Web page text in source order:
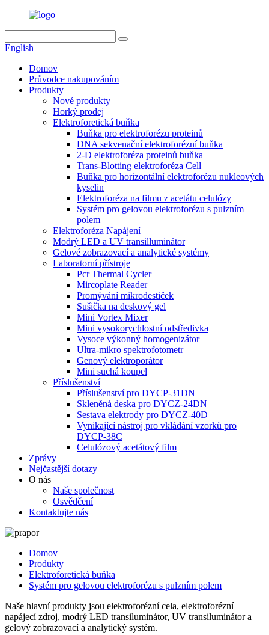
English
Domov
Průvodce nakupováním
Produkty
Nové produkty
Horký prodej
Elektroforetická buňka
Buňka pro elektroforézu proteinů
DNA sekvenační elektroforézní buňka
2-D elektroforéza proteinů buňka
Trans-Blotting elektroforéza Cell
Buňka pro horizontální elektroforézu nukleových
kyselin
Elektroforéza na filmu z acetátu celulózy
Systém pro gelovou elektroforézu s pulzním
polem
Elektroforéza Napájení
Modrý LED a UV transilluminátor
Gelové zobrazovací a analytické systémy
Laboratorní přístroje
Pcr Thermal Cycler
Mircoplate Reader
Promývání mikrodestiček
Sušička na deskový gel
Mini Vortex Mixer
Mini vysokorychlostní odstředivka
Vysoce výkonný homogenizátor
Ultra-mikro spektrofotometr
Genový elektroporátor
Mini suchá koupel
Příslušenství
Příslušenství pro DYCP-31DN
Skleněná deska pro DYCZ-24DN
Sestava elektrody pro DYCZ-40D
Vynikající nástroj pro vkládání vzorků pro
DYCP-38C
Celulózový acetátový film
Zprávy
Nejčastější dotazy
O nás
Naše společnost
Osvědčení
Kontaktujte nás
Domov
Produkty
Elektroforetická buňka
Systém pro gelovou elektroforézu s pulzním polem
Naše hlavní produkty jsou elektroforézní cela, elektroforézní
napájecí zdroj, modrý LED transiluminátor, UV transiluminátor a
gelový zobrazovací a analytický systém.